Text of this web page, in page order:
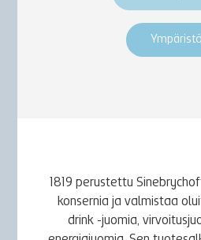
Ympäristö
1819 perustettu
konsernia ja valmistaa
drink -juomia,